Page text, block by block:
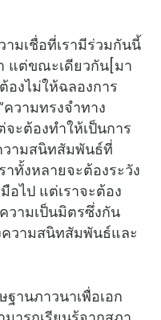
ชื่อที่เรามีร่วมกันนี้
แต่ขณะเดียวกัน[มา
องไม่ให้ฉลองการ
ความทรงจำทาง
ะต้องทำให้เป็นการ
วามสนิทสัมพันธ์ที่
าทั้งหลายจะต้องระวัง
ไป แต่เราจะต้อง
วามเป็นมิตรซึ่งกัน
ความสนิทสัมพันธ์และ
ภาวนาเพื่อเอก